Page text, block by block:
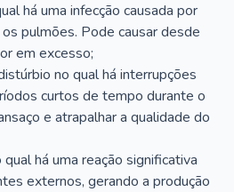
há uma infecção causada por
pulmões. Pode causar desde
em excesso;
no qual há interrupções
curtos de tempo durante o
e atrapalhar a qualidade do
há uma reação significativa
externos, gerando a produção